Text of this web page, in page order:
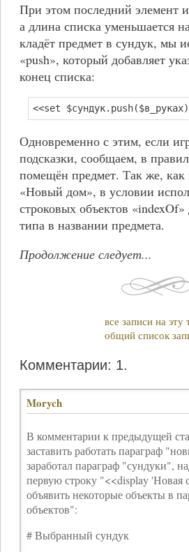
При этом последний элемент
а длина списка уменьшается
кладёт предмет в сундук, мы
«push», который добавляет
конец списка:
<<set
Одновременно с этим, если
подсказки, сообщаем, в
помещён предмет. Так же, как
«Новый дом», в условии
строковых объектов
типа в названии предмета.
Продолжение следует...
все записи на эту
общий список
Комментарии: 1.
Morych
В комментарии к предыдущей
заставить работать параграф
заработал параграф "сундуки",
первую строку "<<display 'Новая
объявить некоторые объекты в
объектов":
# Выбранный сундук